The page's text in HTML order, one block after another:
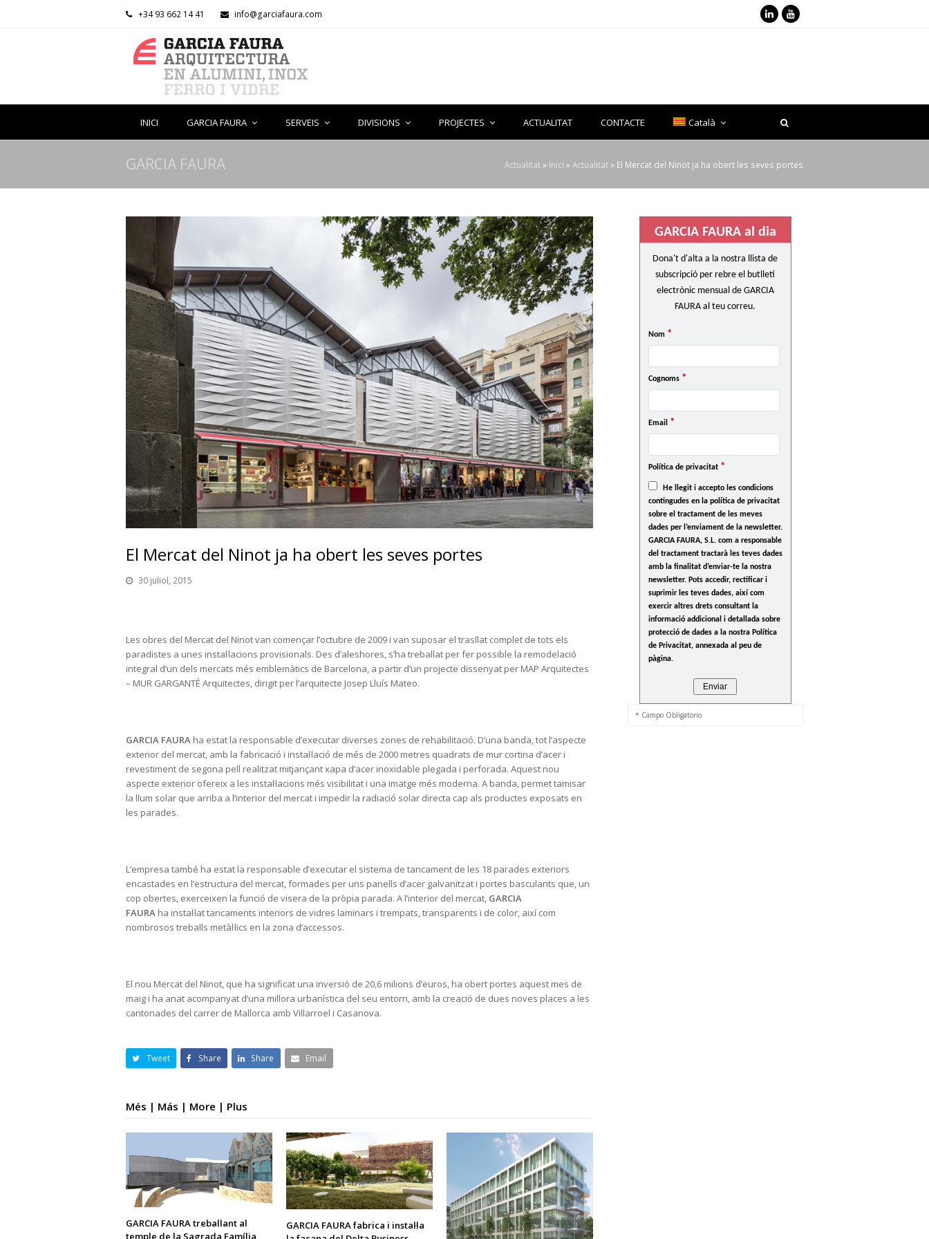
+34 93 662 14 41 info@garciafaura.com LinkedInYoutube
INICI GARCIA FAURA SERVEIS DIVISIONS PROJECTES ACTUALITAT CONTACTE Català
GARCIA FAURA Actualitat» Inici »Actualitat» El Mercat del Ninot ja ha obert les seves portes
El Mercat del Ninot ja ha obert les seves portes
30 juliol, 2015
Les obres del Mercat del Ninot van començar l’octubre de 2009 i van suposar el trasllat complet de tots els
paradistes a unes instal·lacions provisionals. Des d’aleshores, s’ha treballat per fer possible la remodelació
integral d’un dels mercats més emblemàtics de Barcelona, a partir d’un projecte dissenyat per MAP Arquitectes
– MUR GARGANTÉ Arquitectes, dirigit per l’arquitecte Josep Lluís Mateo.
GARCIA FAURA ha estat la responsable d’executar diverses zones de rehabilitació. D’una banda, tot l’aspecte
exterior del mercat, amb la fabricació i instal·lació de més de 2000 metres quadrats de mur cortina d’acer i
revestiment de segona pell realitzat mitjançant xapa d’acer inoxidable plegada i perforada. Aquest nou
aspecte exterior ofereix a les instal·lacions més visibilitat i una imatge més moderna. A banda, permet tamisar
la llum solar que arriba a l’interior del mercat i impedir la radiació solar directa cap als productes exposats en
les parades.
L’empresa també ha estat la responsable d’executar el sistema de tancament de les 18 parades exteriors
encastades en l’estructura del mercat, formades per uns panells d’acer galvanitzat i portes basculants que, un
cop obertes, exerceixen la funció de visera de la pròpia parada. A l’interior del mercat, GARCIA
FAURA ha instal·lat tancaments interiors de vidres laminars i trempats, transparents i de color, així com
nombrosos treballs metàl·lics en la zona d’accessos.
El nou Mercat del Ninot, que ha significat una inversió de 20,6 milions d’euros, ha obert portes aquest mes de
maig i ha anat acompanyat d’una millora urbanística del seu entorn, amb la creació de dues noves places a les
cantonades del carrer de Mallorca amb Villarroel i Casanova.
Tweet Share Share Email
Més | Más | More | Plus
GARCIA FAURA treballant al
temple de la Sagrada Família
GARCIA FAURA fabrica i instal·la
GARCIA FAURA al dia
Dona't d'alta a la nostra llista de
subscripció per rebre el butlletí
electrònic mensual de GARCIA
FAURA al teu correu.
Nom *
Cognoms *
Email *
Política de privacitat *
He llegit i accepto les condicions
contingudes en la política de privacitat
sobre el tractament de les meves
dades per l’enviament de la newsletter.
GARCIA FAURA, S.L. com a responsable
del tractament tractarà les teves dades
amb la finalitat d’enviar-te la nostra
newsletter. Pots accedir, rectificar i
suprimir les teves dades, així com
exercir altres drets consultant la
informació addicional i detallada sobre
protecció de dades a la nostra Política
de Privacitat, annexada al peu de
pàgina.
* Campo Obligatorio